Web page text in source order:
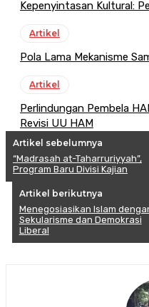
Kepenyintasan Kultural:
Artikel
Pola Lama Mekanisme
Artikel
Perlindungan Pembela
Revisi UU HAM
Artikel sebelumnya
“Madrasah at-Taharruriyyah”,
Program Baru Divisi Kajian
Artikel berikutnya
Menegosiasikan Islam
Sekularisme dan Demokrasi
Liberal